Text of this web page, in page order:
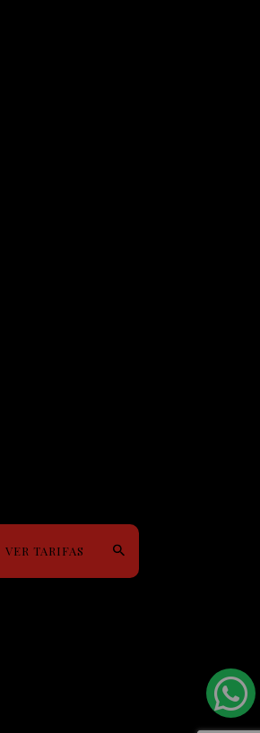
VER TARIFAS